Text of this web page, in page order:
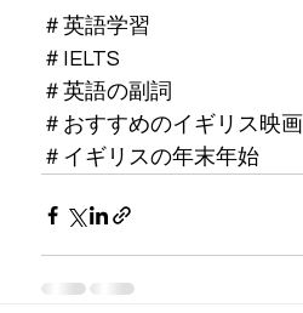
＃英語学習
＃IELTS
＃英語の副詞
＃おすすめのイギリス映画
＃イギリスの年末年始